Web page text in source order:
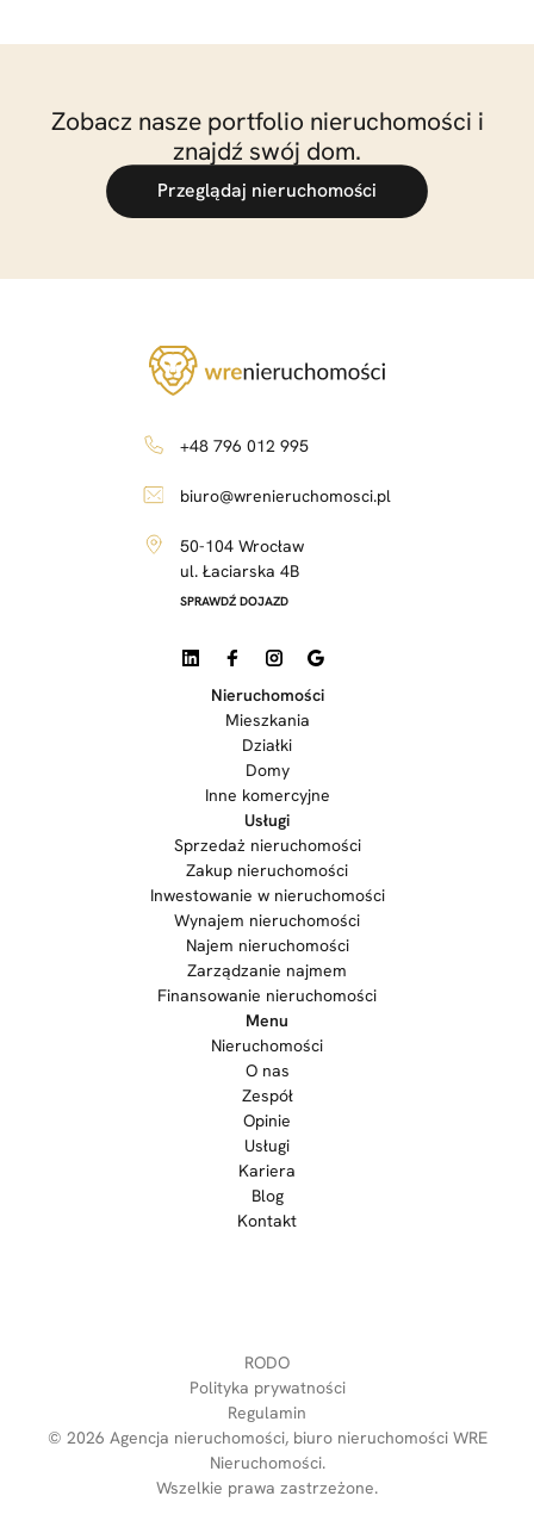
Zobacz nasze portfolio nieruchomości i
znajdź swój dom.
Przeglądaj nieruchomości
+48 796 012 995
biuro@wrenieruchomosci.pl
50-104 Wrocław
ul. Łaciarska 4B
SPRAWDŹ DOJAZD
Nieruchomości
Mieszkania
Działki
Domy
Inne komercyjne
Usługi
Sprzedaż nieruchomości
Zakup nieruchomości
Inwestowanie w nieruchomości
Wynajem nieruchomości
Najem nieruchomości
Zarządzanie najmem
Finansowanie nieruchomości
Menu
Nieruchomości
O nas
Zespół
Opinie
Usługi
Kariera
Blog
Kontakt
RODO
Polityka prywatności
Regulamin
© 2026 Agencja nieruchomości, biuro nieruchomości WRE
Nieruchomości.
Wszelkie prawa zastrzeżone.